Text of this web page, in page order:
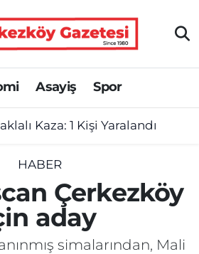
Asayiş Spor
Kaza: 1 Kişi Yaralandı
HABER
Çerkezköy
aday
simalarından, Mali
Eczaneler
Durumu
Vakitleri
Yoğunluk Haritası
Durumu ve Fikstür